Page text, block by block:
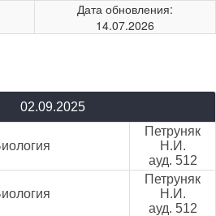
Дата обновления:
14.07.2026
02.09.2025
Петруняк
Н.И.
ауд. 512
Петруняк
Н.И.
ауд. 512